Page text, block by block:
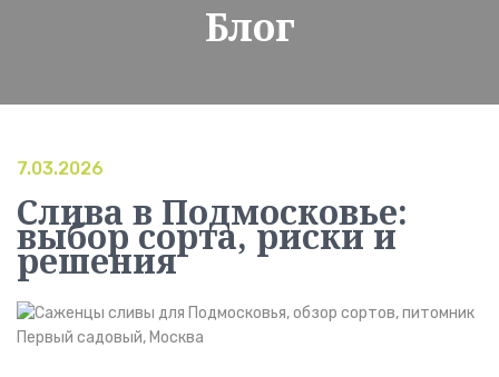
Блог
7.03.2026
Слива в Подмосковье:
выбор сорта, риски и
решения